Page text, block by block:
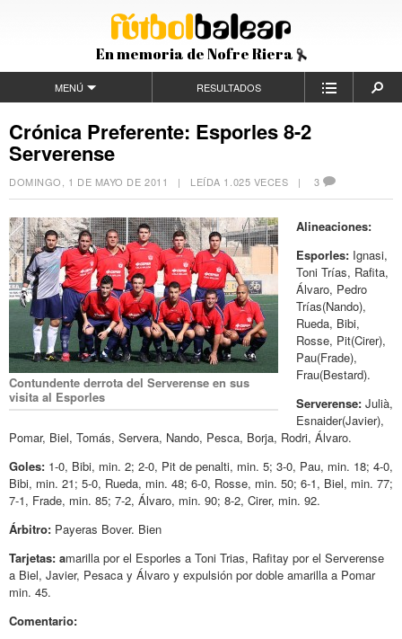
En memoria de Nofre Riera
MENÚ RESULTADOS
Crónica Preferente: Esporles 8-2
Serverense
DOMINGO, 1 DE MAYO DE 2011 | LEÍDA 1.025 VECES | 3
Contundente derrota del Serverense en sus
visita al Esporles
Alineaciones:
Esporles: Ignasi,
Toni Trías, Rafita,
Álvaro, Pedro
Trías(Nando),
Rueda, Bibi,
Rosse, Pit(Cirer),
Pau(Frade),
Frau(Bestard).
Serverense: Julià,
Esnaider(Javier),
Pomar, Biel, Tomás, Servera, Nando, Pesca, Borja, Rodri, Álvaro.
Goles: 1-0, Bibi, min. 2; 2-0, Pit de penalti, min. 5; 3-0, Pau, min. 18; 4-0,
Bibi, min. 21; 5-0, Rueda, min. 48; 6-0, Rosse, min. 50; 6-1, Biel, min. 77;
7-1, Frade, min. 85; 7-2, Álvaro, min. 90; 8-2, Cirer, min. 92.
Árbitro: Payeras Bover. Bien
Tarjetas: amarilla por el Esporles a Toni Trias, Rafitay por el Serverense
a Biel, Javier, Pesaca y Álvaro y expulsión por doble amarilla a Pomar
min. 45.
Comentario: